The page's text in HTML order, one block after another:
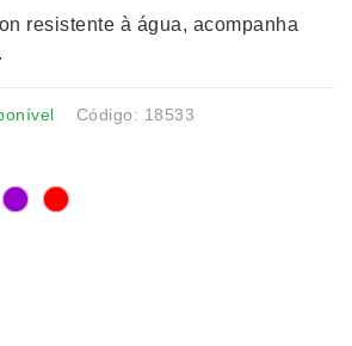
resistente à água, acompanha
Código: 18533